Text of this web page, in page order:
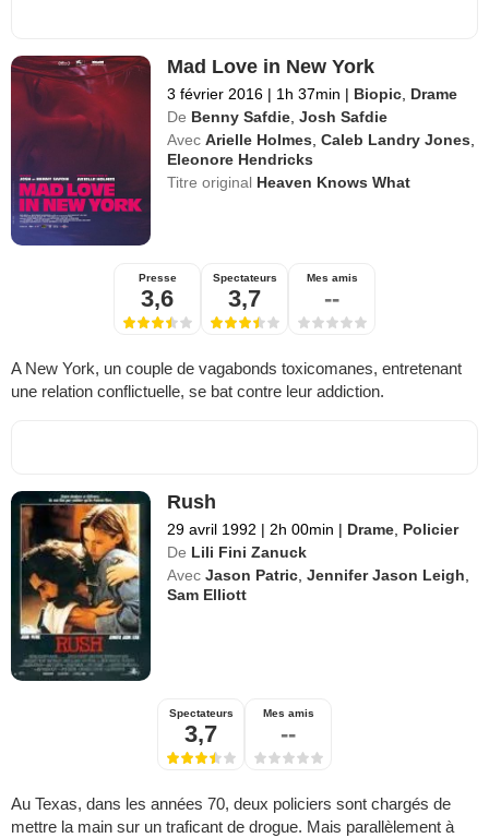
Mad Love in New York
3 février 2016 | 1h 37min | Biopic, Drame
De Benny Safdie,Josh Safdie
Avec Arielle Holmes,Caleb Landry Jones,
Eleonore Hendricks
Titre original Heaven Knows What
Presse
3,6
Spectateurs
3,7
Mes amis
--
A New York, un couple de vagabonds toxicomanes, entretenant
une relation conflictuelle, se bat contre leur addiction.
Rush
29 avril 1992 | 2h 00min | Drame, Policier
De Lili Fini Zanuck
Avec Jason Patric,Jennifer Jason Leigh,
Sam Elliott
Spectateurs
3,7
Mes amis
--
Au Texas, dans les années 70, deux policiers sont chargés de
mettre la main sur un traficant de drogue. Mais parallèlement à